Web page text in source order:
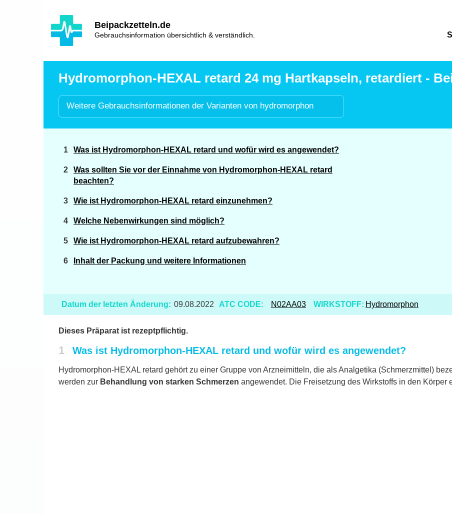
Beipackzetteln.de
Gebrauchsinformation übersichtlich & verständlich.
Hlavní
navigace
Hydromorphon-HEXAL retard 24 mg Hartkapseln, retardiert -
Weitere Gebrauchsinformationen der Varianten von hydromorphon
Was ist Hydromorphon-HEXAL retard und wofür wird es angewendet?
Was sollten Sie vor der Einnahme von Hydromorphon-HEXAL retard
beachten?
Wie ist Hydromorphon-HEXAL retard einzunehmen?
Welche Nebenwirkungen sind möglich?
Wie ist Hydromorphon-HEXAL retard aufzubewahren?
Inhalt der Packung und weitere Informationen
Datum der letzten Änderung: 09.08.2022 ATC CODE: N02AA03 WIRKSTOFF: Hydromorphon
Dieses Präparat ist rezeptpflichtig.
1 Was ist Hydromorphon-HEXAL retard und wofür wird es angewendet?
Hydromorphon-HEXAL retard gehört zu einer Gruppe von Arzneimitteln, die als Analgetika (Schmerzmittel)
werden zur Behandlung von starken Schmerzen angewendet. Die Freisetzung des Wirkstoffs in den Körper